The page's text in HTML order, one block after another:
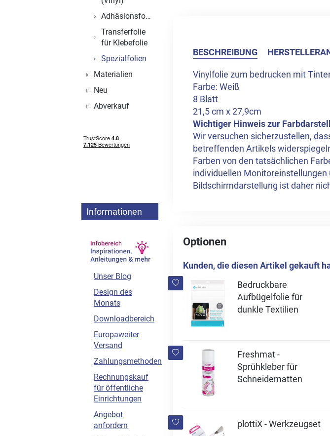
BESCHREIBUNG
Vinylfolie zum bedrucken mit
Farbe: Weiß
8 Blatt
21,5 cm x 27,9cm
Wichtiger Hinweis zur
Wir versuchen sicherzustellen,
betreffenden Artikels
Farben von den tatsächlichen
individuellen
Bildschirmdarstellung ist daher
Optionen
Kunden, die diesen Artikel gekauft
Bedruckbare
Aufbügelfolie für
dunkle Textilien
Freshmat -
Sprühkleber für
Schneidematten
plottiX - Werkzeugset
Adhäsionsfolien
Transferfolie
für Klebefolie
Spezialfolien
Materialien
Neu
Abverkauf
Informationen
Unser Blog
Design des
Monats
Downloadbereich
Europaweiter
Versand
Zahlungsmethoden
Rechnungskauf
für öffentliche
Einrichtungen
Angebot
anfordern